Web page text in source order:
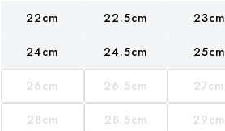
22cm 22.5cm 23cm
24cm 24.5cm 25cm
26cm 26.5cm 27cm
28cm 28.5cm 29cm